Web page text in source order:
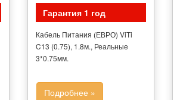
Гарантия 1 год
Кабель Питания (ЕВРО) ViTi
C13 (0.75), 1.8м., Реальные
3*0.75мм.
Подробнее »